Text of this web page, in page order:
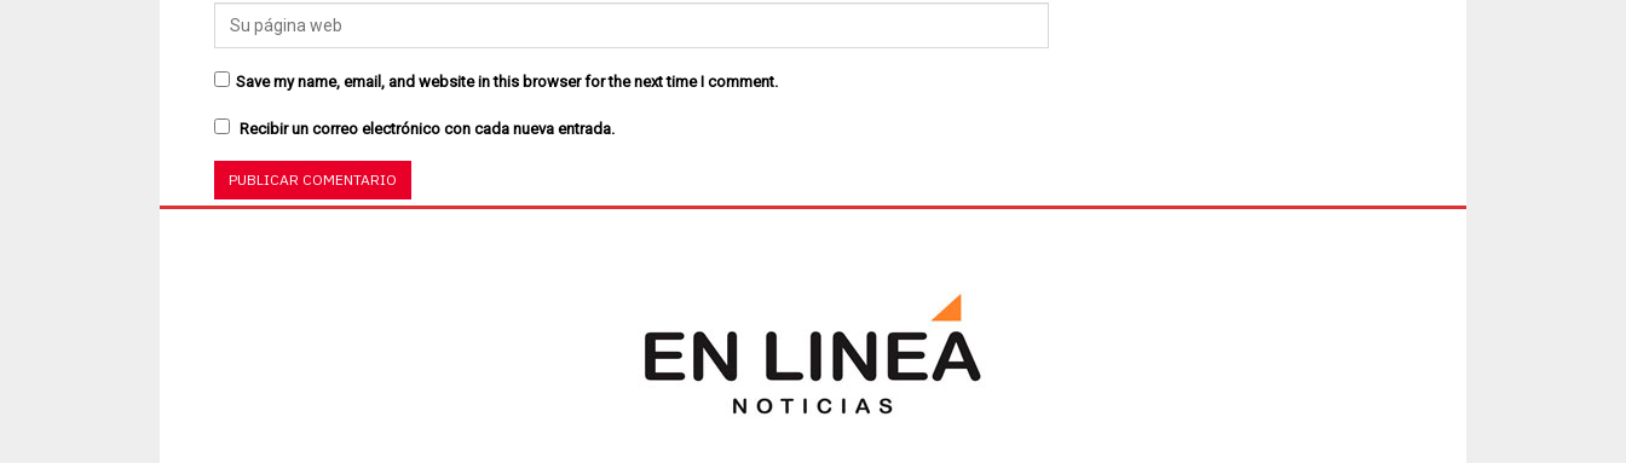
Save my name, email, and website in this browser for the next time I comment.
Recibir un correo electrónico con cada nueva entrada.